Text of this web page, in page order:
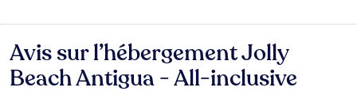
Avis
Avis sur l’hébergement Jolly
Beach Antigua - All-inclusive